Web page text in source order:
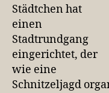
Städtchen hat
einen
Stadtrundgang
eingerichtet, der
wie eine
Schnitzeljagd